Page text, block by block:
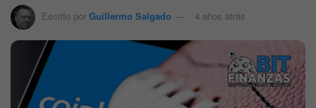
Escrito por Guillermo Salgado 4 años atrás